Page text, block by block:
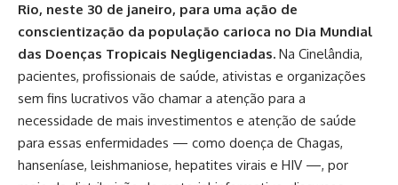
Rio, neste 30 de janeiro, para uma ação de
conscientização da população carioca no Dia Mundial
das Doenças Tropicais Negligenciadas. Na Cinelândia,
pacientes, profissionais de saúde, ativistas e organizações
sem fins lucrativos vão chamar a atenção para a
necessidade de mais investimentos e atenção de saúde
para essas enfermidades — como doença de Chagas,
hanseníase, leishmaniose, hepatites virais e HIV —, por